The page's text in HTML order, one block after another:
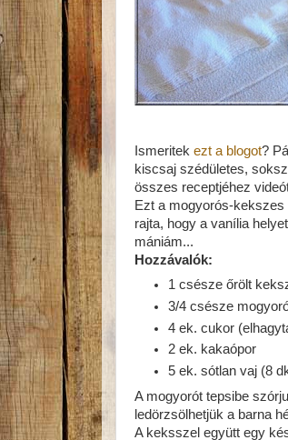
Ismeritek ezt a blogot?
kiscsaj szédületes,
összes receptjéhez
Ezt a mogyorós-kekszes
rajta, hogy a vanília
mániám...
Hozzávalók:
1 csésze őrölt
3/4 csésze
4 ek. cukor
2 ek. kakaópor
5 ek. sótlan vaj (8
A mogyorót tepsibe
ledörzsölhetjük a barna
A keksszel együtt egy